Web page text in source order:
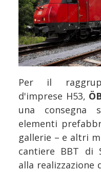
Per il
d'imprese H53,
una consegna
elementi
gallerie – e altri
cantiere BBT di
alla realizzazione